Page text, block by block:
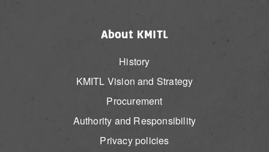
About KMITL
History
KMITL Vision and Strategy
Procurement
Authority and Responsibility
Privacy policies